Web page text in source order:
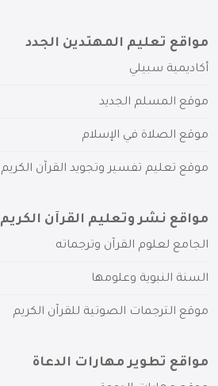
مواقع تعليم المهتدين الجدد
أكاديمية سبيلي
موقع المسلم الجديد
موقع الصلاة في الإسلام
موقع تعليم تفسير وتجويد القرآن الكريم
مواقع نشر وتعليم القرآن الكريم
الجامع لعلوم القرآن وترجماته
السنة النبوية وعلومها
موقع الترجمات الصوتية للقرآن الكريم
مواقع تطوير مهارات الدعاة